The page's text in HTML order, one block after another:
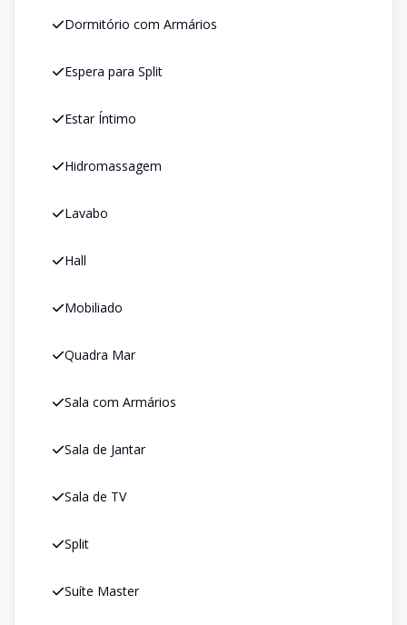
Dormitório com Armários
Espera para Split
Estar Íntimo
Hidromassagem
Lavabo
Hall
Mobiliado
Quadra Mar
Sala com Armários
Sala de Jantar
Sala de TV
Split
Suíte Master